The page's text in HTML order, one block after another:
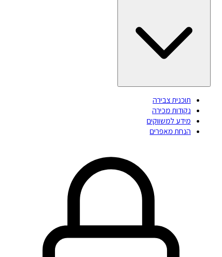
תוכנית צבירה
נקודות מכירה
מידע למשווקים
הנחת מאפרים